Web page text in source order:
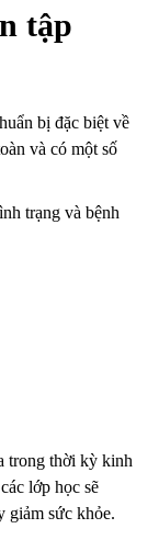
tập
bị đặc biệt về
và có một số
trạng và bệnh
trong thời kỳ kinh
lớp học sẽ
giảm sức khỏe.